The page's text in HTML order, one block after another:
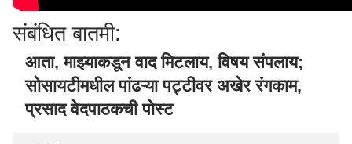
संबंधित बातमी:
आता, माझ्याकडून वाद मिटलाय, विषय संपलाय;
सोसायटीमधील पांढऱ्या पट्टीवर अखेर रंगकाम,
प्रसाद वेदपाठकची पोस्ट